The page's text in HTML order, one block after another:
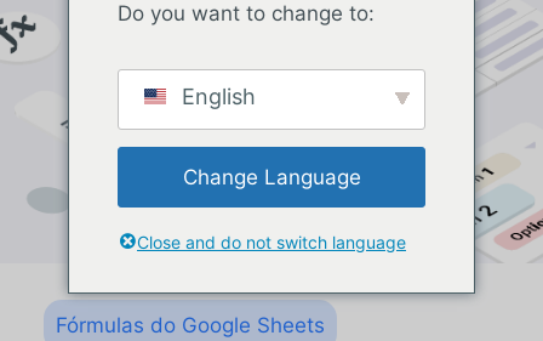
Fórmulas do Google Sheets
Do you want to change to:
English
Change Language
Close and do not switch language